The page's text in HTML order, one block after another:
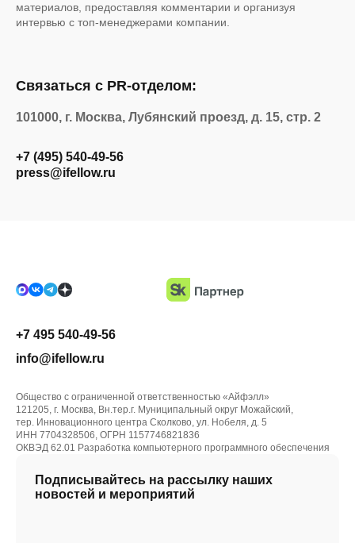
материалов, предоставляя комментарии и организуя
интервью с топ-менеджерами компании.
Связаться с PR-отделом:
101000, г. Москва, Лубянский проезд, д. 15, стр. 2
+7 (495) 540-49-56
press@ifellow.ru
Подписывайтесь на рассылку наших
новостей и мероприятий
+7 495 540-49-56
info@ifellow.ru
Общество с ограниченной ответственностью «Айфэлл»
121205, г. Москва, Вн.тер.г. Муниципальный округ Можайский,
тер. Инновационного центра Сколково, ул. Нобеля, д. 5
ИНН 7704328506, ОГРН 1157746821836
ОКВЭД 62.01 Разработка компьютерного программного обеспечения